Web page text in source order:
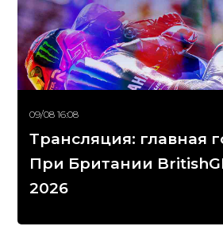
09/08 16:08
Трансляция: главная
При Британии
2026